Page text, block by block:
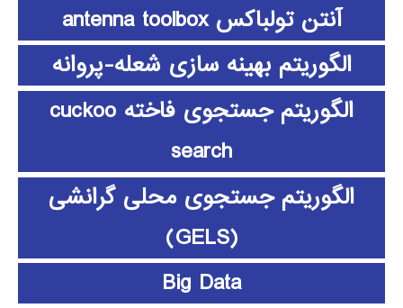
آنتن تولباکس antenna toolbox
الگوریتم بهینه سازی شعله-پروانه
الگوریتم جستجوی فاخته cuckoo
search
الگوریتم جستجوی محلی گرانشی
(GELS)
Big Data